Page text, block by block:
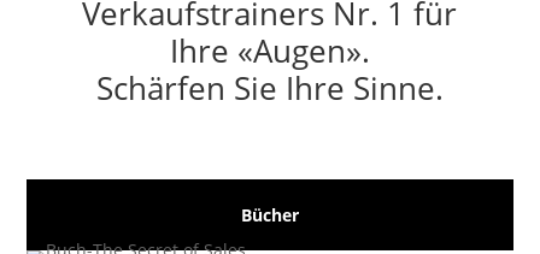
Verkaufstrainers Nr. 1 für
Ihre «Augen».
Schärfen Sie Ihre Sinne.
Bücher